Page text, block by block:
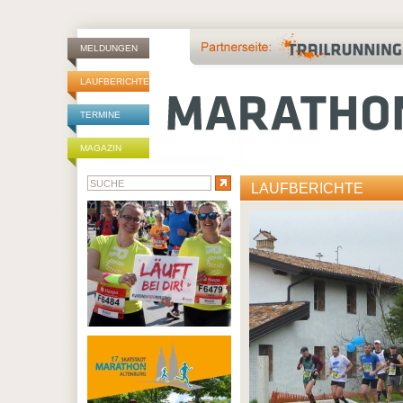
MELDUNGEN
LAUFBERICHTE
TERMINE
MAGAZIN
LAUFBERICHTE